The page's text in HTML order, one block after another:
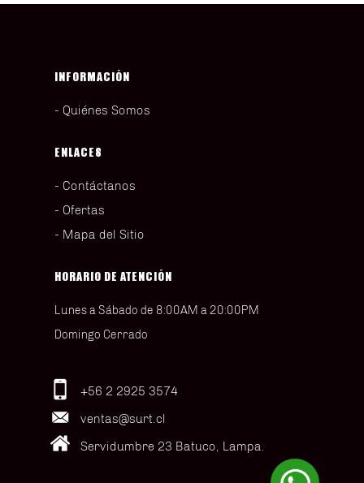
INFORMACIÓN
Quiénes Somos
ENLACES
Contáctanos
Ofertas
Mapa del Sitio
HORARIO DE ATENCIÓN
Lunes a Sábado de 8:00AM a 20:00PM
Domingo Cerrado
+56 2 2925 3574
ventas@surt.cl
Servidumbre 23 Batuco, Lampa.